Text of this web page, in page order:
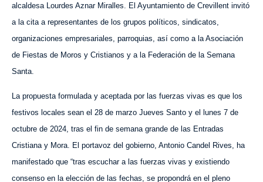
alcaldesa Lourdes Aznar Miralles. El Ayuntamiento de Crevillent invitó
a la cita a representantes de los grupos políticos, sindicatos,
organizaciones empresariales, parroquias, así como a la Asociación
de Fiestas de Moros y Cristianos y a la Federación de la Semana
Santa.
La propuesta formulada y aceptada por las fuerzas vivas es que los
festivos locales sean el 28 de marzo Jueves Santo y el lunes 7 de
octubre de 2024, tras el fin de semana grande de las Entradas
Cristiana y Mora. El portavoz del gobierno, Antonio Candel Rives, ha
manifestado que “tras escuchar a las fuerzas vivas y existiendo
consenso en la elección de las fechas, se propondrá en el pleno